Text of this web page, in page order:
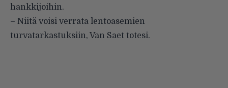
hankkijoihin.
– Niitä voisi verrata lentoasemien
turvatarkastuksiin, Van Saet totesi.